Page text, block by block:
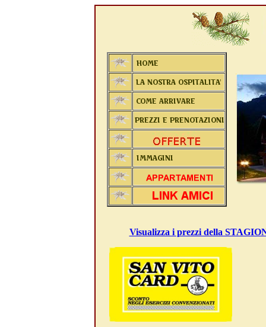
Visualizza i prezzi della